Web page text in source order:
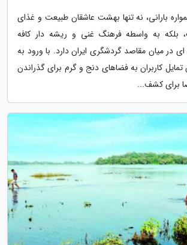
بارانی، نه تنها بهشت عاشقان طبیعت و غذای
بلکه به واسطه فرهنگ غنی و ریشه دار کافه
ای در میان مقاصد گردشگری ایران دارد. با ورود به
کاربران به فضاهای دنج و گرم برای گذراندن
برای کشف...